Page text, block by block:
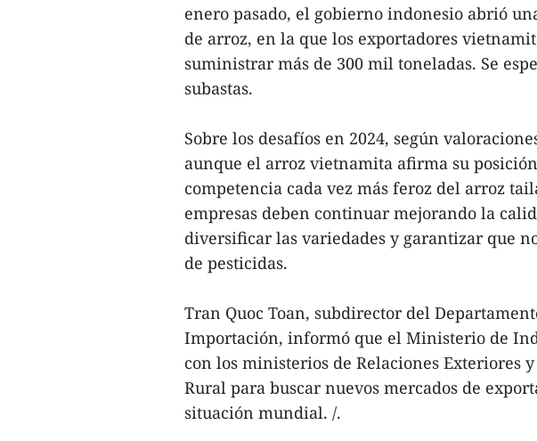
enero pasado, el gobierno indonesio abrió
de arroz, en la que los exportadores
suministrar más de 300 mil toneladas. Se
subastas.
Sobre los desafíos en 2024, según
aunque el arroz vietnamita afirma su
competencia cada vez más feroz del arroz
empresas deben continuar mejorando la
diversificar las variedades y garantizar que
de pesticidas.
Tran Quoc Toan, subdirector del
Importación, informó que el Ministerio de
con los ministerios de Relaciones Exteriores
Rural para buscar nuevos mercados de
situación mundial. /.